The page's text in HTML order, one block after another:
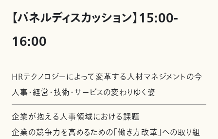
【パネルディスカッション】15:00-
16:00
HRテクノロジーによって変革する人材マネジメントの今
人事・経営・技術・サービスの変わりゆく姿
企業が抱える人事領域における課題
企業の競争力を高めるための「働き方改革」への取り組